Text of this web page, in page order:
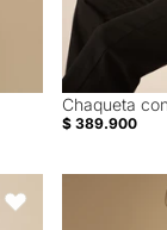
40% Off
Chaqueta
$ 389.900
Favoritos
Camisa